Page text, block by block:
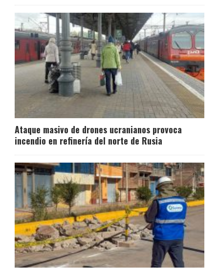
Ataque masivo de drones ucranianos provoca
incendio en refinería del norte de Rusia